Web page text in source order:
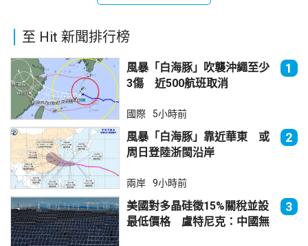
至 Hit 新聞排行榜
風暴「白海豚」吹襲沖繩至少
3傷 近500航班取消
1
國際 5小時前
風暴「白海豚」靠近華東 或
周日登陸浙閩沿岸
2
兩岸 9小時前
美國對多晶硅徵15%關稅並設
最低價格 盧特尼克：中國無
3